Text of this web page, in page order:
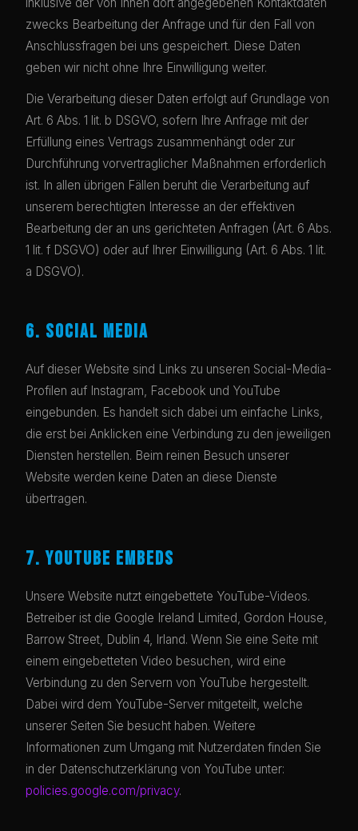
zwecks Bearbeitung der Anfrage und für den Fall von
Anschlussfragen bei uns gespeichert. Diese Daten
geben wir nicht ohne Ihre Einwilligung weiter.
Die Verarbeitung dieser Daten erfolgt auf Grundlage von
Art. 6 Abs. 1 lit. b DSGVO, sofern Ihre Anfrage mit der
Erfüllung eines Vertrags zusammenhängt oder zur
Durchführung vorvertraglicher Maßnahmen erforderlich
ist. In allen übrigen Fällen beruht die Verarbeitung auf
unserem berechtigten Interesse an der effektiven
Bearbeitung der an uns gerichteten Anfragen (Art. 6 Abs.
1 lit. f DSGVO) oder auf Ihrer Einwilligung (Art. 6 Abs. 1 lit.
a DSGVO).
6. SOCIAL MEDIA
Auf dieser Website sind Links zu unseren Social-Media-
Profilen auf Instagram, Facebook und YouTube
eingebunden. Es handelt sich dabei um einfache Links,
die erst bei Anklicken eine Verbindung zu den jeweiligen
Diensten herstellen. Beim reinen Besuch unserer
Website werden keine Daten an diese Dienste
übertragen.
7. YOUTUBE EMBEDS
Unsere Website nutzt eingebettete YouTube-Videos.
Betreiber ist die Google Ireland Limited, Gordon House,
Barrow Street, Dublin 4, Irland. Wenn Sie eine Seite mit
einem eingebetteten Video besuchen, wird eine
Verbindung zu den Servern von YouTube hergestellt.
Dabei wird dem YouTube-Server mitgeteilt, welche
unserer Seiten Sie besucht haben. Weitere
Informationen zum Umgang mit Nutzerdaten finden Sie
in der Datenschutzerklärung von YouTube unter:
policies.google.com/privacy.